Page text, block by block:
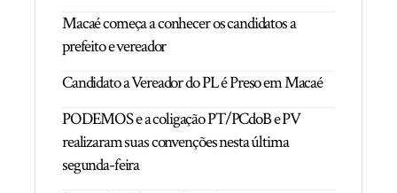
Macaé começa a conhecer os candidatos a
prefeito e vereador
Candidato a Vereador do PL é Preso em Macaé
PODEMOS e a coligação PT/PCdoB e PV
realizaram suas convenções nesta última
segunda-feira